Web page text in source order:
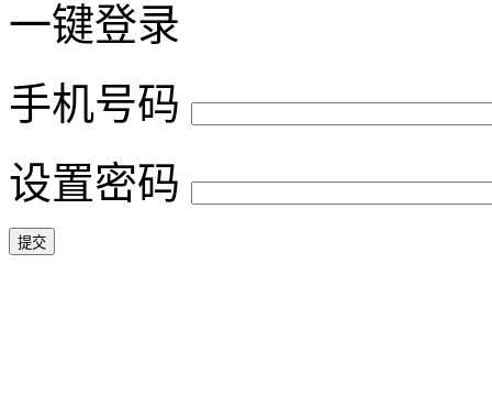
一键登录
手机号码
设置密码